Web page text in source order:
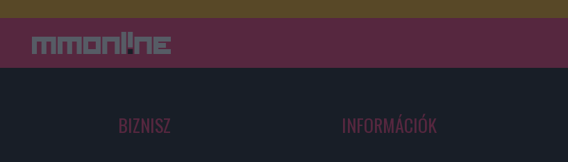
BIZNISZ INFORMÁCIÓK